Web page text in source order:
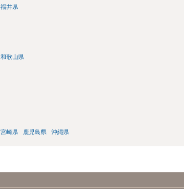
福井県
和歌山県
宮崎県 鹿児島県 沖縄県